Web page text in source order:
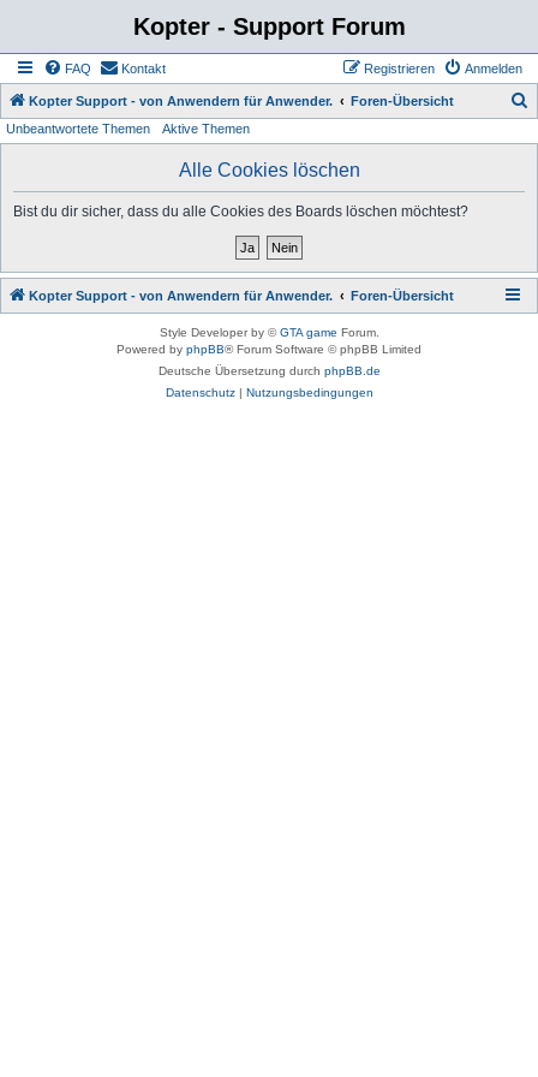
Kopter - Support Forum
FAQ Kontakt Anmelden
Registrieren
Kopter Support - von Anwendern für Anwender. Foren-Übersicht
Unbeantwortete Themen Aktive Themen
Alle Cookies löschen
Bist du dir sicher, dass du alle Cookies des Boards löschen möchtest?
Kopter Support - von Anwendern für Anwender. Foren-Übersicht
Style Developer by ©GTA game Forum.
Powered by phpBB® Forum Software © phpBB Limited
Deutsche Übersetzung durch phpBB.de
Datenschutz| Nutzungsbedingungen